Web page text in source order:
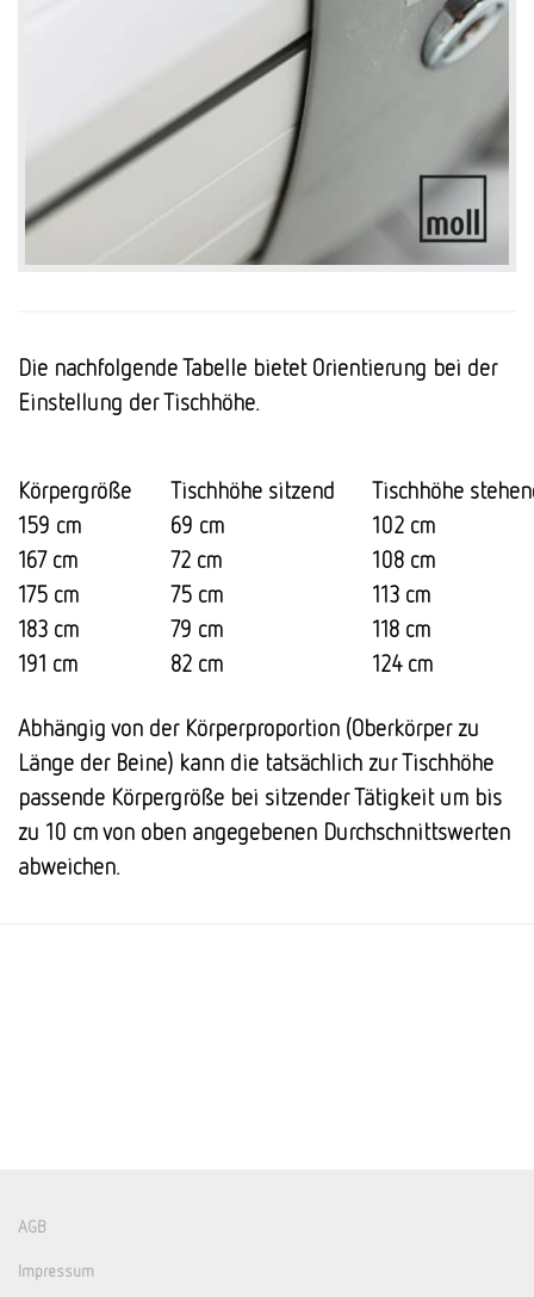
Die nachfolgende Tabelle bietet Orientierung bei der
Einstellung der Tischhöhe.
Körpergröße Tischhöhe sitzend
Tischhöhe
159 cm
69 cm
102 cm
167 cm
72 cm
108 cm
175 cm
75 cm
113 cm
183 cm
79 cm
118 cm
191 cm
82 cm 124 cm
Abhängig von der Körperproportion (Oberkörper zu
Länge der Beine) kann die tatsächlich zur Tischhöhe
passende Körpergröße bei sitzender Tätigkeit um bis
zu 10 cm von oben angegebenen Durchschnittswerten
abweichen.
AGB
Impressum